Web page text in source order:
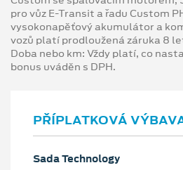
pro vůz E-Transit a řadu Custom
vysokonapěťový akumulátor a
vozů platí prodloužená záruka 8
Doba nebo km: Vždy platí, co
bonus uváděn s DPH.
PŘÍPLATKOVÁ
Sada Technology